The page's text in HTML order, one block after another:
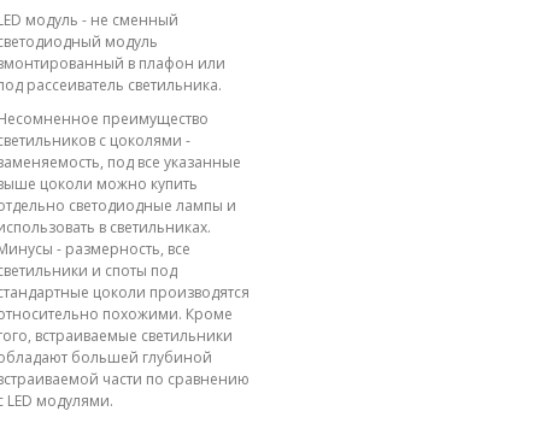
модуль - не сменный
модуль
в плафон или
рассеиватель светильника.
преимущество
с цоколями -
под все указанные
цоколи можно купить
светодиодные лампы и
в светильниках.
- размерность, все
и споты под
цоколи производятся
похожими. Кроме
встраиваемые светильники
большей глубиной
части по сравнению
LED модулями.